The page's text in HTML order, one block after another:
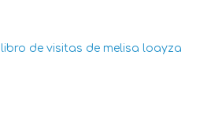
libro de visitas de melisa loayza